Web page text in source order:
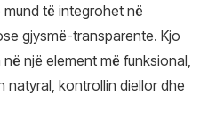
të integrohet në
gjysmë-transparente. Kjo
një element më funksional,
natyral, kontrollin diellor dhe